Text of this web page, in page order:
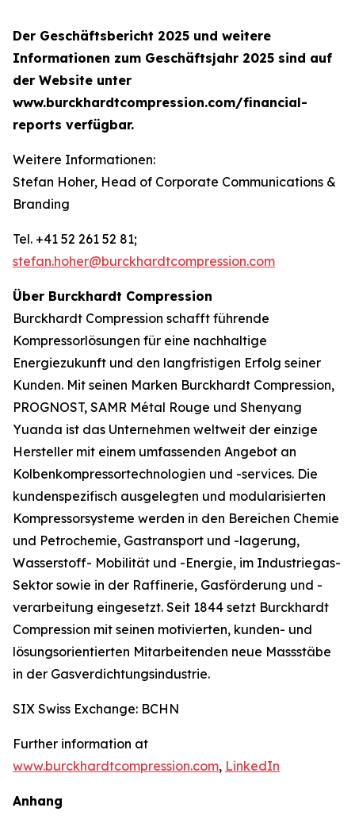
Der Geschäftsbericht 2025 und weitere
Informationen zum Geschäftsjahr 2025 sind auf
der Website unter
www.burckhardtcompression.com/financial-
reports verfügbar.
Weitere Informationen:
Stefan Hoher, Head of Corporate Communications &
Branding
Tel. +41 52 261 52 81;
stefan.hoher@burckhardtcompression.com
Über Burckhardt Compression
Burckhardt Compression schafft führende
Kompressorlösungen für eine nachhaltige
Energiezukunft und den langfristigen Erfolg seiner
Kunden. Mit seinen Marken Burckhardt Compression,
PROGNOST, SAMR Métal Rouge und Shenyang
Yuanda ist das Unternehmen weltweit der einzige
Hersteller mit einem umfassenden Angebot an
Kolbenkompressortechnologien und -services. Die
kundenspezifisch ausgelegten und modularisierten
Kompressorsysteme werden in den Bereichen Chemie
und Petrochemie, Gastransport und -lagerung,
Wasserstoff- Mobilität und -Energie, im Industriegas-
Sektor sowie in der Raffinerie, Gasförderung und -
verarbeitung eingesetzt. Seit 1844 setzt Burckhardt
Compression mit seinen motivierten, kunden- und
lösungsorientierten Mitarbeitenden neue Massstäbe
in der Gasverdichtungsindustrie.
SIX Swiss Exchange: BCHN
Further information at
www.burckhardtcompression.com, LinkedIn
Anhang